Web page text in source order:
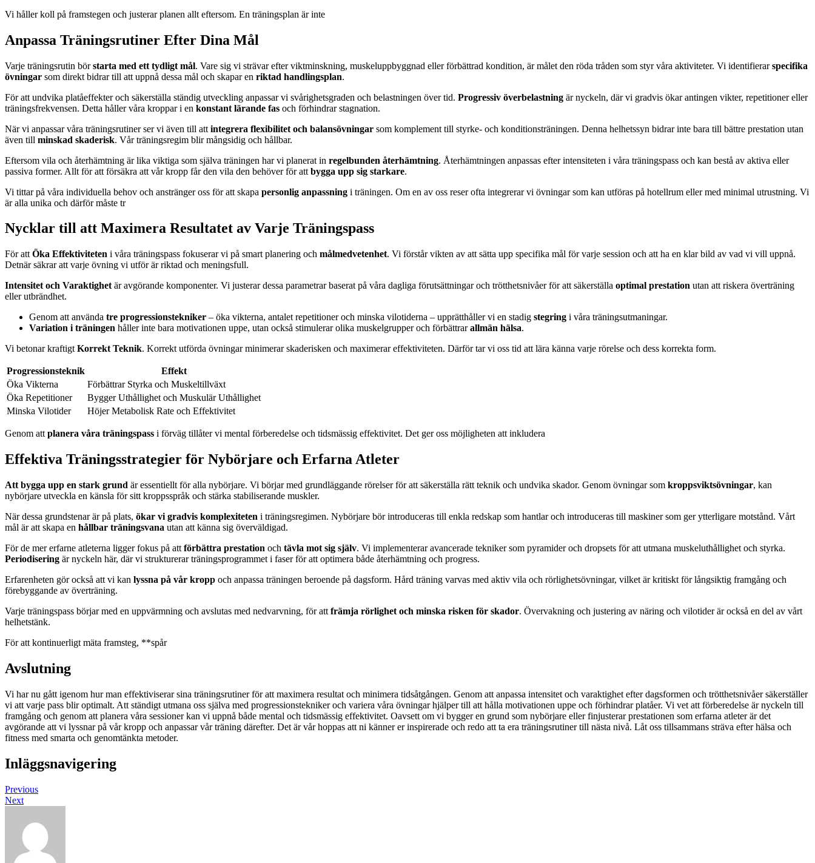
Vi håller koll på framstegen och justerar planen allt eftersom. En träningsplan är inte
Anpassa Träningsrutiner Efter Dina Mål
Varje träningsrutin börstarta med ett tydligt mål. Vare sig vi strävar efter viktminskning, muskeluppbyggnad eller förbättrad kondition, är målet den röda tråden som styr våra aktiviteter. Vi identifierarspecifika
övningar som direkt bidrar till att uppnå dessa mål och skapar en riktad handlingsplan.
För att undvika platåeffekter och säkerställa ständig utveckling anpassar vi svårighetsgraden och belastningen över tid. Progressiv överbelastning är nyckeln, där vi gradvis ökar antingen vikter, repetitioner eller
träningsfrekvensen. Detta håller våra kroppar i en konstant lärande fas och förhindrar stagnation.
När vi anpassar våra träningsrutiner ser vi även till att integrera flexibilitet och balansövningar som komplement till styrke- och konditionsträningen. Denna helhetssyn bidrar inte bara till bättre prestation utan
även till minskad skaderisk. Vår träningsregim blir mångsidig och hållbar.
Eftersom vila och återhämtning är lika viktiga som själva träningen har vi planerat in regelbunden återhämtning. Återhämtningen anpassas efter intensiteten i våra träningspass och kan bestå av aktiva eller
passiva former. Allt för att försäkra att vår kropp får den vila den behöver för att bygga upp sig starkare.
Vi tittar på våra individuella behov och anstränger oss för att skapa personlig anpassning i träningen. Om en av oss reser ofta integrerar vi övningar som kan utföras på hotellrum eller med minimal utrustning. Vi
är alla unika och därför måste tr
Nycklar till att Maximera Resultatet av Varje Träningspass
För att Öka Effektiviteten i våra träningspass fokuserar vi på smart planering och målmedvetenhet. Vi förstår vikten av att sätta upp specifika mål för varje session och att ha en klar bild av vad vi vill uppnå.
Detnär säkrar att varje övning vi utför är riktad och meningsfull.
Intensitet och Varaktighet är avgörande komponenter. Vi justerar dessa parametrar baserat på våra dagliga förutsättningar och trötthetsnivåer för att säkerställa optimal prestation utan att riskera överträning
eller utbrändhet.
Genom att använda tre progressionstekniker – öka vikterna, antalet repetitioner och minska vilotiderna – upprätthåller vi en stadig stegring i våra träningsutmaningar.
Variation i träningen håller inte bara motivationen uppe, utan också stimulerar olika muskelgrupper och förbättrarallmän hälsa.
Vi betonar kraftigt Korrekt Teknik. Korrekt utförda övningar minimerar skaderisken och maximerar effektiviteten. Därför tar vi oss tid att lära känna varje rörelse och dess korrekta form.
Progressionsteknik
Effekt
Öka Vikterna
Förbättrar Styrka och Muskeltillväxt
Öka Repetitioner
Bygger Uthållighet och Muskulär Uthållighet
Minska Vilotider
Höjer Metabolisk Rate och Effektivitet
Genom att planera våra träningspass i förväg tillåter vi mental förberedelse och tidsmässig effektivitet. Det ger oss möjligheten att inkludera
Effektiva Träningsstrategier för Nybörjare och Erfarna Atleter
Att bygga upp en stark grund är essentiellt för alla nybörjare. Vi börjar med grundläggande rörelser för att säkerställa rätt teknik och undvika skador. Genom övningar som kroppsviktsövningar, kan
nybörjare utveckla en känsla för sitt kroppsspråk och stärka stabiliserande muskler.
När dessa grundstenar är på plats, ökar vi gradvis komplexiteten i träningsregimen. Nybörjare bör introduceras till enkla redskap som hantlar och introduceras till maskiner som ger ytterligare motstånd. Vårt
mål är att skapa en hållbar träningsvana utan att känna sig överväldigad.
För de mer erfarne atleterna ligger fokus på att förbättra prestation och tävla mot sig själv. Vi implementerar avancerade tekniker som pyramider och dropsets för att utmana muskeluthållighet och styrka.
Periodisering är nyckeln här, där vi strukturerar träningsprogrammet i faser för att optimera både återhämtning och progress.
Erfarenheten gör också att vi kan lyssna på vår kropp och anpassa träningen beroende på dagsform. Hård träning varvas med aktiv vila och rörlighetsövningar, vilket är kritiskt för långsiktig framgång och
förebyggande av överträning.
Varje träningspass börjar med en uppvärmning och avslutas med nedvarvning, för att främja rörlighet och minska risken för skador. Övervakning och justering av näring och vilotider är också en del av vårt
helhetstänk.
För att kontinuerligt mäta framsteg, **spår
Avslutning
Vi har nu gått igenom hur man effektiviserar sina träningsrutiner för att maximera resultat och minimera tidsåtgången. Genom att anpassa intensitet och varaktighet efter dagsformen och trötthetsnivåer säkerställer
vi att varje pass blir optimalt. Att ständigt utmana oss själva med progressionstekniker och variera våra övningar hjälper till att hålla motivationen uppe och förhindrar platåer. Vi vet att förberedelse är nyckeln till
framgång och genom att planera våra sessioner kan vi uppnå både mental och tidsmässig effektivitet. Oavsett om vi bygger en grund som nybörjare eller finjusterar prestationen som erfarna atleter är det
avgörande att vi lyssnar på vår kropp och anpassar vår träning därefter. Det är vår hoppas att ni känner er inspirerade och redo att ta era träningsrutiner till nästa nivå. Låt oss tillsammans sträva efter hälsa och
fitness med smarta och genomtänkta metoder.
Inläggsnavigering
Previous
Next